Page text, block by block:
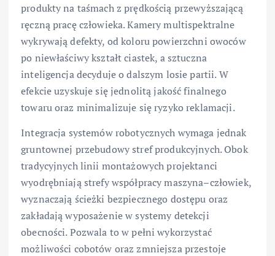
produkty na taśmach z prędkością przewyższającą
ręczną pracę człowieka. Kamery multispektralne
wykrywają defekty, od koloru powierzchni owoców
po niewłaściwy kształt ciastek, a sztuczna
inteligencja decyduje o dalszym losie partii. W
efekcie uzyskuje się jednolitą jakość finalnego
towaru oraz minimalizuje się ryzyko reklamacji.
Integracja systemów robotycznych wymaga jednak
gruntownej przebudowy stref produkcyjnych. Obok
tradycyjnych linii montażowych projektanci
wyodrębniają strefy współpracy maszyna–człowiek,
wyznaczają ścieżki bezpiecznego dostępu oraz
zakładają wyposażenie w systemy detekcji
obecności. Pozwala to w pełni wykorzystać
możliwości cobotów oraz zmniejsza przestoje